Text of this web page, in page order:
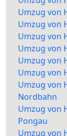
Umzug von
Umzug von
Umzug von
Umzug von
Umzug von
Umzug von
Umzug von
Nordbahn
Umzug von
Pongau
Umzug von